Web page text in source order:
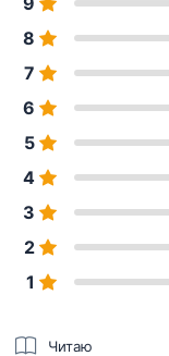
8
7
6
5
4
3
2
1
Читаю